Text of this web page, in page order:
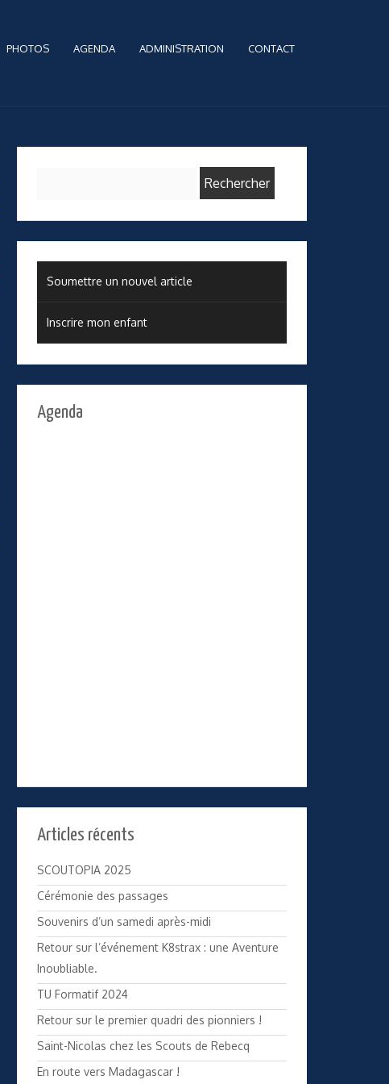
PHOTOS AGENDA ADMINISTRATION CONTACT
Soumettre un nouvel article
Inscrire mon enfant
Agenda
Articles récents
SCOUTOPIA 2025
Cérémonie des passages
Souvenirs d’un samedi après-midi
Retour sur l’événement K8strax : une Aventure
Inoubliable.
TU Formatif 2024
Retour sur le premier quadri des pionniers !
Saint-Nicolas chez les Scouts de Rebecq
En route vers Madagascar !